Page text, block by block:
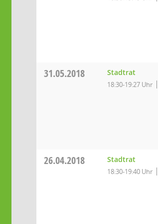
31.05.2018 Stadtrat
18:30-19:27 Uhr
26.04.2018 Stadtrat
18:30-19:40 Uhr